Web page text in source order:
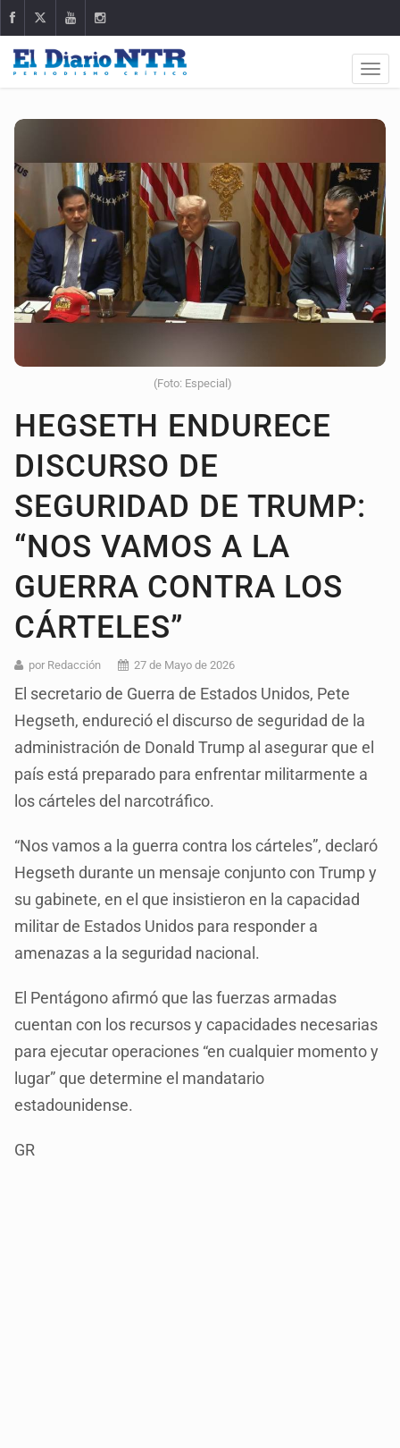
(Foto: Especial)
HEGSETH ENDURECE
DISCURSO DE
SEGURIDAD DE TRUMP:
“NOS VAMOS A LA
GUERRA CONTRA LOS
CÁRTELES”
por Redacción 27 de Mayo de 2026
El secretario de Guerra de Estados Unidos, Pete
Hegseth, endureció el discurso de seguridad de la
administración de Donald Trump al asegurar que el
país está preparado para enfrentar militarmente a
los cárteles del narcotráfico.
“Nos vamos a la guerra contra los cárteles”, declaró
Hegseth durante un mensaje conjunto con Trump y
su gabinete, en el que insistieron en la capacidad
militar de Estados Unidos para responder a
amenazas a la seguridad nacional.
El Pentágono afirmó que las fuerzas armadas
cuentan con los recursos y capacidades necesarias
para ejecutar operaciones “en cualquier momento y
lugar” que determine el mandatario
estadounidense.
GR